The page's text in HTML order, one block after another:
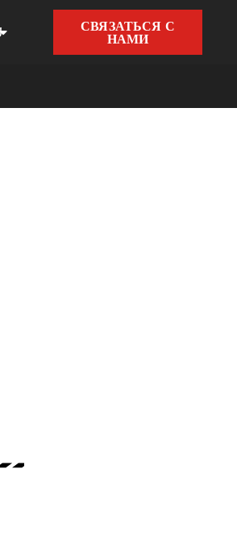
СВЯЗАТЬСЯ С
НАМИ